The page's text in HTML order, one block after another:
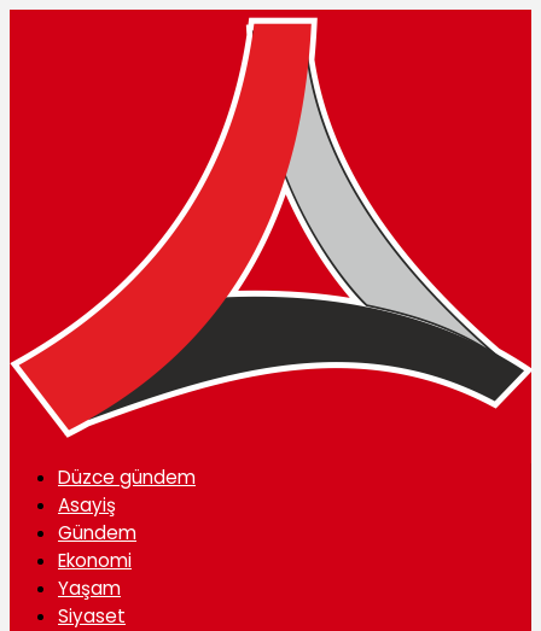
Düzce gündem
Asayiş
Gündem
Ekonomi
Yaşam
Siyaset